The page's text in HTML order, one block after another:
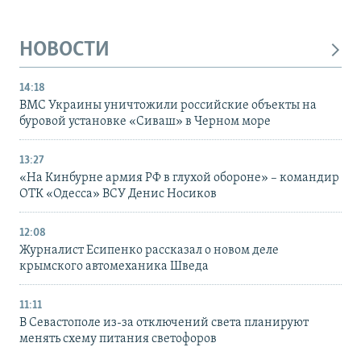
НОВОСТИ
14:18
ВМС Украины уничтожили российские объекты на
буровой установке «Сиваш» в Черном море
13:27
«На Кинбурне армия РФ в глухой обороне» – командир
ОТК «Одесса» ВСУ Денис Носиков
12:08
Журналист Есипенко рассказал о новом деле
крымского автомеханика Шведа
11:11
В Севастополе из-за отключений света планируют
менять схему питания светофоров